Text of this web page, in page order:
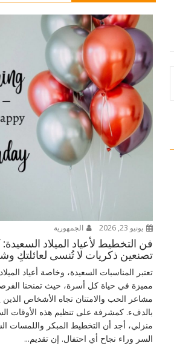
يونيو 23, 2026 الجمهورية
فن التخطيط لأعياد الميلاد
تصنعين ذكريات لا تُنسى لعائلتكِ
تعتبر المناسبات السعيدة، وخاصة أعياد
مميزة في حياة كل أسرة، حيث تمنحنا
مشاعر الحب والامتنان تجاه الأشخاص الذين
بالدفء. كمشرفة على تنظيم هذه الأوقات
منزلي، أجد أن التخطيط المبكر واللمسات
السر وراء نجاح أي احتفال. إن تقديم...